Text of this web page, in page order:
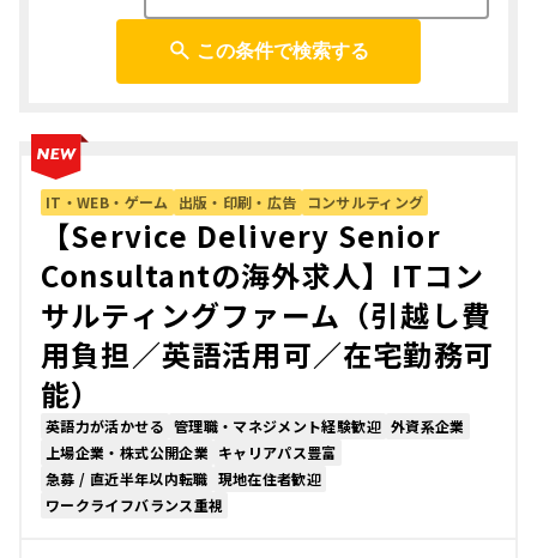
この条件で検索する
IT・WEB・ゲーム 出版・印刷・広告 コンサルティング
【Service Delivery Senior
Consultantの海外求人】ITコン
サルティングファーム（引越し費
用負担／英語活用可／在宅勤務可
能）
英語力が活かせる 管理職・マネジメント経験歓迎 外資系企業
上場企業・株式公開企業 キャリアパス豊富
急募 / 直近半年以内転職 現地在住者歓迎
ワークライフバランス重視